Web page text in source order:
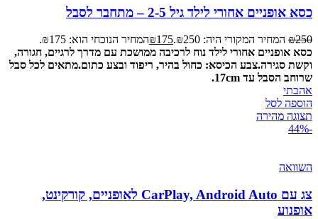
כסא אופניים אחורי לילד גיל 2-5 – מתחבר לסבל
₪250 המחיר המקורי היה: ₪250. ₪175
המחיר הנוכחי הוא: ₪175.
כסא אופניים אחורי לילד נוח לרכיבה ממושכת עם מדרך לרגיים, חגורה,
וקשת סגירה.צבע הכיסא: כחול בהיר, ריפוד ובצע כתום.מתאים לכל סבל
שרוחב הסבל עד 17cm.
אהבתי
הוספה לסל
תצוגה מהירה
-44%
השוואה
צג עם CarPlay, Android Auto לאופניים, קורקינט,
אופנוע